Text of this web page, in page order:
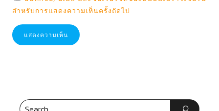
สำหรับการแสดงความเห็นครั้งถัดไป